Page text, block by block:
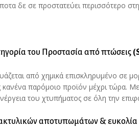
δε σε προστατεύει περισσότερο
του Προστασία από πτώσεις (
από χημικά επισκληρυμένο σε
παρόμοιο προϊόν μέχρι τώρα.
του χτυπήματος σε όλη την
αποτυπωμάτων & ευκολία